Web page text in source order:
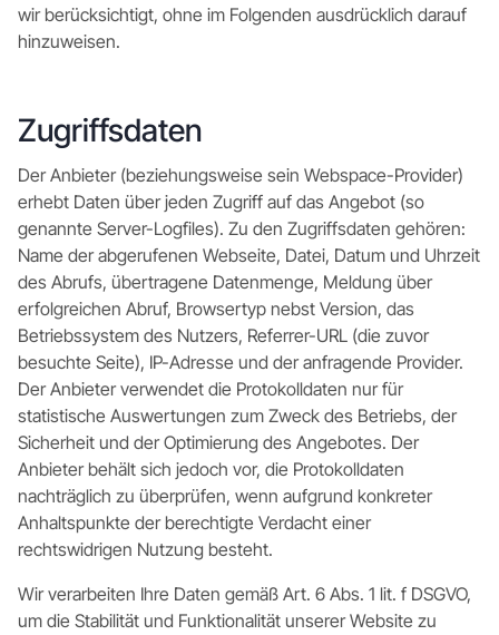
wir berücksichtigt, ohne im Folgenden ausdrücklich darauf
hinzuweisen.
Zugriffsdaten
Der Anbieter (beziehungsweise sein Webspace-Provider)
erhebt Daten über jeden Zugriff auf das Angebot (so
genannte Server-Logfiles). Zu den Zugriffsdaten gehören:
Name der abgerufenen Webseite, Datei, Datum und Uhrzeit
des Abrufs, übertragene Datenmenge, Meldung über
erfolgreichen Abruf, Browsertyp nebst Version, das
Betriebssystem des Nutzers, Referrer-URL (die zuvor
besuchte Seite), IP-Adresse und der anfragende Provider.
Der Anbieter verwendet die Protokolldaten nur für
statistische Auswertungen zum Zweck des Betriebs, der
Sicherheit und der Optimierung des Angebotes. Der
Anbieter behält sich jedoch vor, die Protokolldaten
nachträglich zu überprüfen, wenn aufgrund konkreter
Anhaltspunkte der berechtigte Verdacht einer
rechtswidrigen Nutzung besteht.
Wir verarbeiten Ihre Daten gemäß Art. 6 Abs. 1 lit. f DSGVO,
um die Stabilität und Funktionalität unserer Website zu